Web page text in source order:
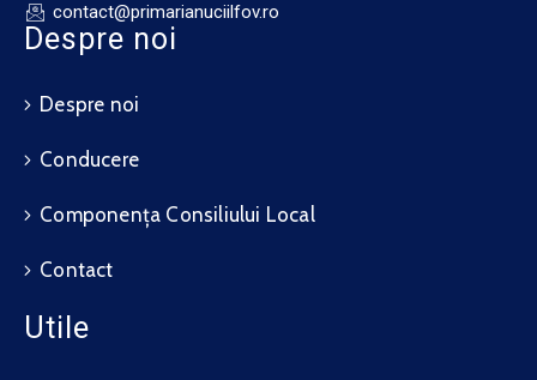
contact@primarianuciilfov.ro
Despre noi
Despre noi
Conducere
Componența Consiliului Local
Contact
Utile